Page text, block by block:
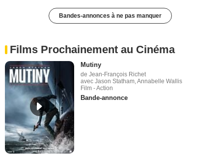
Bandes-annonces à ne pas manquer
Films Prochainement au Cinéma
Mutiny
de Jean-François Richet
avec Jason Statham, Annabelle Wallis
Film - Action
Bande-annonce